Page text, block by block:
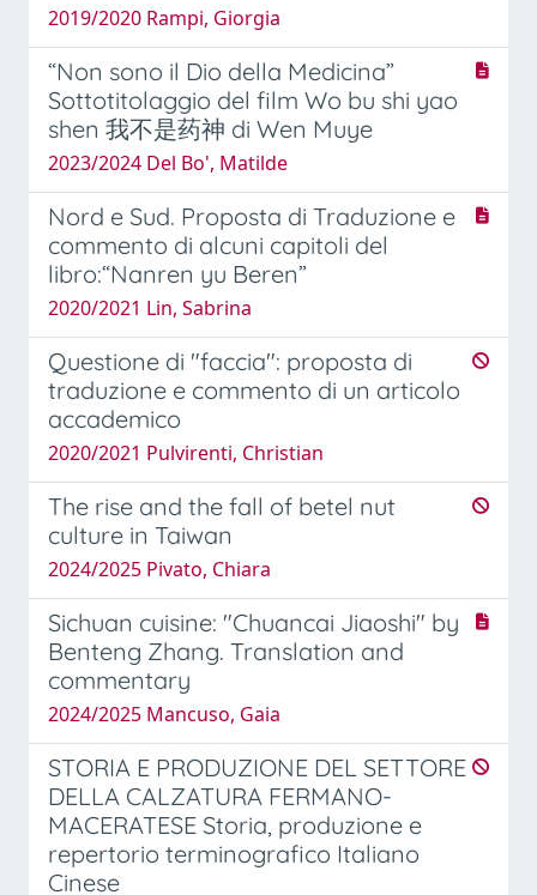
2019/2020 Rampi, Giorgia
“Non sono il Dio della Medicina”
Sottotitolaggio del film Wo bu shi yao
shen 我不是药神 di Wen Muye
2023/2024 Del Bo', Matilde
Nord e Sud. Proposta di Traduzione e
commento di alcuni capitoli del
libro:“Nanren yu Beren”
2020/2021 Lin, Sabrina
Questione di "faccia": proposta di
traduzione e commento di un articolo
accademico
2020/2021 Pulvirenti, Christian
The rise and the fall of betel nut
culture in Taiwan
2024/2025 Pivato, Chiara
Sichuan cuisine: "Chuancai Jiaoshi" by
Benteng Zhang. Translation and
commentary
2024/2025 Mancuso, Gaia
STORIA E PRODUZIONE DEL SETTORE
DELLA CALZATURA FERMANO-
MACERATESE Storia, produzione e
repertorio terminografico Italiano
Cinese